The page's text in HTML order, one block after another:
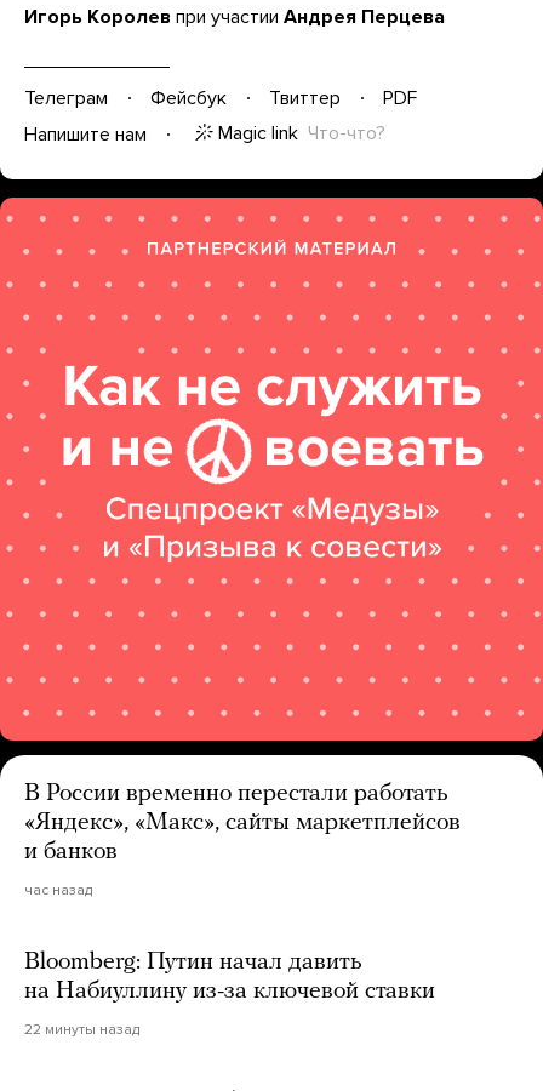
Игорь Королев при участии Андрея Перцева
Телеграм Фейсбук Твиттер
PDF
Напишите нам
Magic link Что-что?
В России временно перестали работать
«Яндекс», «Макс», сайты маркетплейсов
и банков
час назад
Bloomberg: Путин начал давить
на Набиуллину из-за ключевой ставки
22 минуты назад